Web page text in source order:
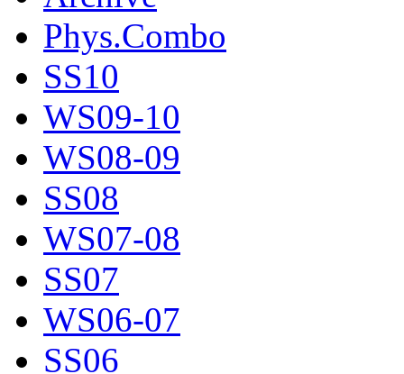
Phys.Combo
SS10
WS09-10
WS08-09
SS08
WS07-08
SS07
WS06-07
SS06